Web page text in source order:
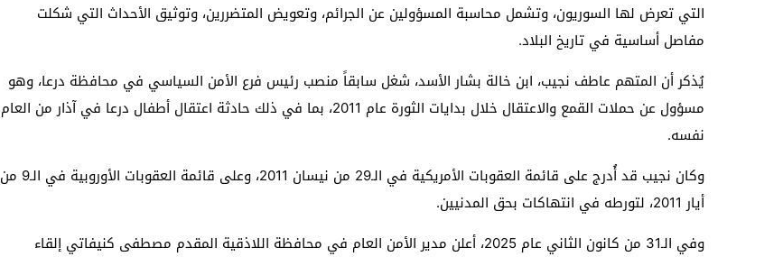
التي تعرض لها السوريون، وتشمل محاسبة المسؤولين عن الجرائم، وتعويض المتضررين، وتوثيق الأحداث التي شكلت
مفاصل أساسية في تاريخ البلاد.
يُذكر أن المتهم عاطف نجيب، ابن خالة بشار الأسد، شغل سابقاً منصب رئيس فرع الأمن السياسي في محافظة درعا، وهو
مسؤول عن حملات القمع والاعتقال خلال بدايات الثورة عام 2011، بما في ذلك حادثة اعتقال أطفال درعا في آذار من العام
نفسه.
وكان نجيب قد أُدرج على قائمة العقوبات الأمريكية في الـ29 من نيسان 2011، وعلى قائمة العقوبات الأوروبية في الـ9 من
أيار 2011، لتورطه في انتهاكات بحق المدنيين.
وفي الـ31 من كانون الثاني عام 2025، أعلن مدير الأمن العام في محافظة اللاذقية المقدم مصطفى كنيفاتي إلقاء